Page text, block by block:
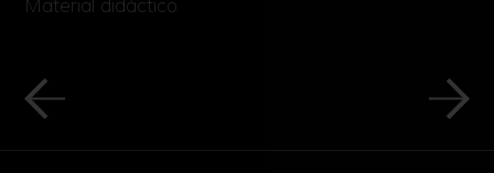
Material didáctico